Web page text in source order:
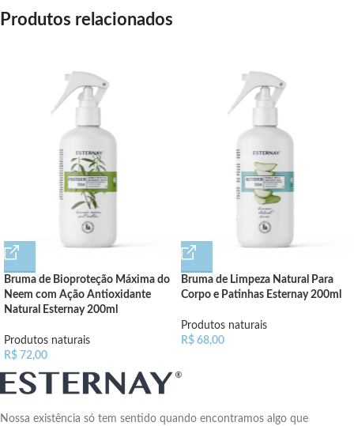
Produtos relacionados
Bruma de Bioproteção Máxima do
Neem com Ação Antioxidante
Natural Esternay 200ml
Produtos naturais
R$ 72,00
Bruma de Limpeza Natural Para
Corpo e Patinhas Esternay 200ml
Produtos naturais
R$ 68,00
Nossa existência só tem sentido quando encontramos algo que